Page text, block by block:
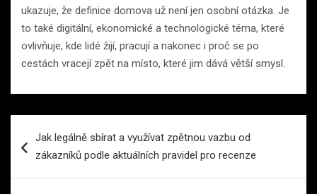
ukazuje, že definice domova už není jen osobní otázka. Je
to také digitální, ekonomické a technologické téma, které
ovlivňuje, kde lidé žijí, pracují a nakonec i proč se po
cestách vracejí zpět na místo, které jim dává větší smysl.
proJak legálně sbírat a využívat zpětnou vazbu od
zákazníků podle aktuálních pravidel pro recenze